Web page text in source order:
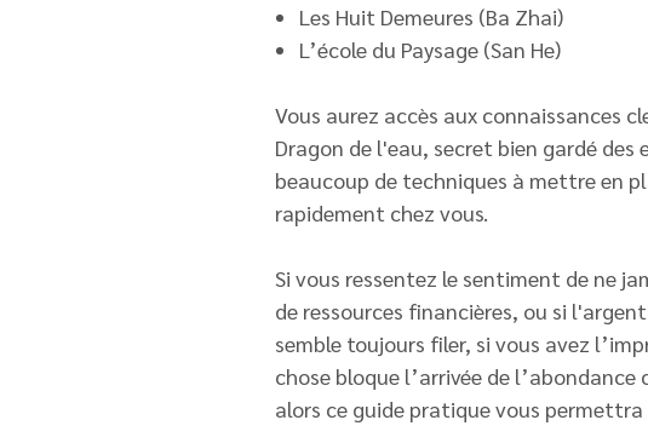
Les Huit Demeures (Ba Zhai)
L’école du Paysage (San He)
Vous aurez accès aux connaissances
Dragon de l'eau, secret bien gardé des
beaucoup de techniques à mettre en
rapidement chez vous.
Si vous ressentez le sentiment de ne
de ressources financières, ou si
semble toujours filer, si vous avez
chose bloque l’arrivée de l’abondance
alors ce guide pratique vous permettra